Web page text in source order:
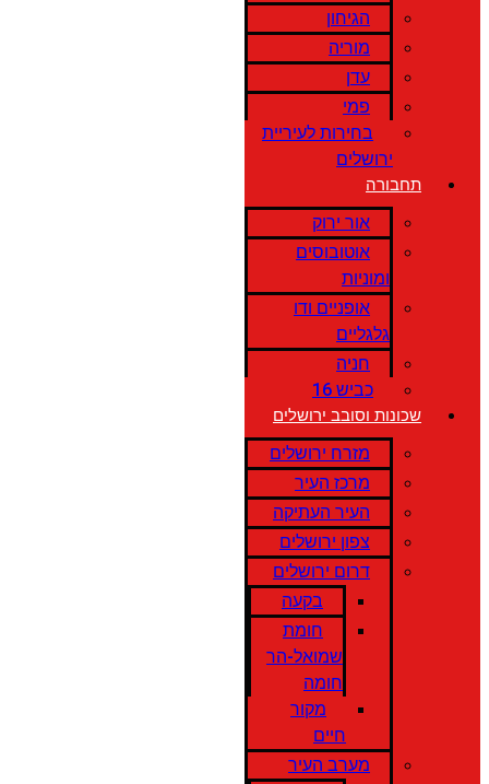
הגיחון
מוריה
עדן
פמי
בחירות לעיריית
ירושלים
תחבורה
אור ירוק
אוטובוסים
ומוניות
אופניים ודו
גלגליים
חניה
כביש 16
שכונות וסובב ירושלים
מזרח ירושלים
מרכז העיר
העיר העתיקה
צפון ירושלים
דרום ירושלים
בקעה
חומת
שמואל-הר
חומה
מקור
חיים
מערב העיר